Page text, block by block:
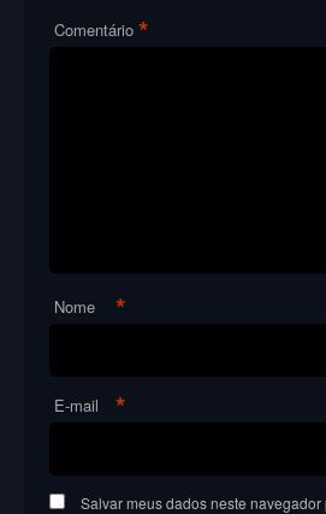
Comentário *
Nome *
E-mail *
Salvar meus dados neste